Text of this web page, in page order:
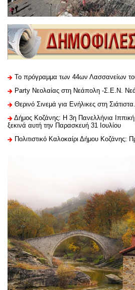
Το πρόγραμμα των 44ων Λασσανείων
Party Νεολαίας στη Νεάπολη -Σ.Ε.Ν.
Θερινό Σινεμά για Ενήλικες στη Σιάτιστα.
Δήμος Κοζάνης: Η 3η Πανελλήνια
ξεκινά αυτή την Παρασκευή 31 Ιουλίου
Πολιτιστικό Καλοκαίρι Δήμου Κοζάνης: